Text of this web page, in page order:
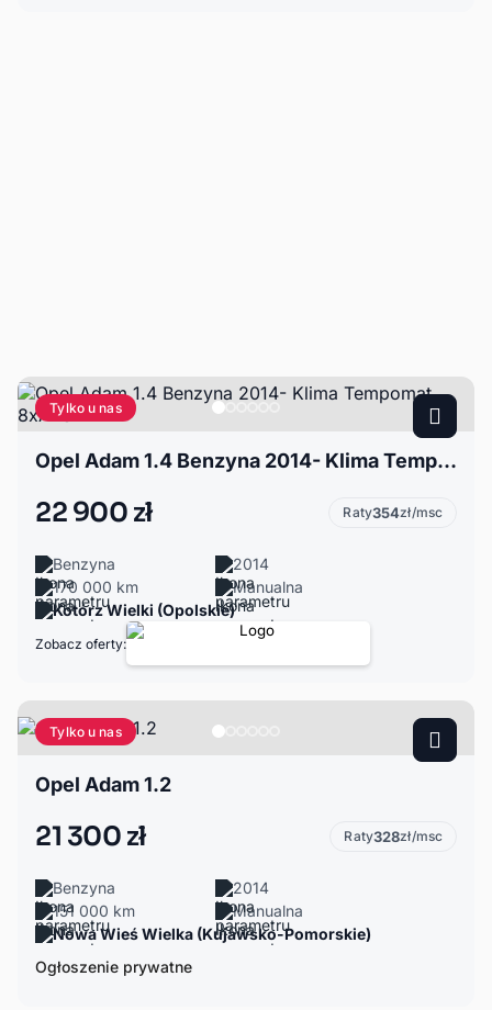
Tylko u nas
Opel Adam 1.4 Benzyna 2014- Klima Tempomat 8xALU
22 900 zł Raty354zł/msc
Benzyna
2014
170 000 km
Manualna
Kotórz Wielki (Opolskie)
Zobacz oferty:
Tylko u nas
Opel Adam 1.2
21 300 zł Raty328zł/msc
Benzyna
2014
151 000 km
Manualna
Nowa Wieś Wielka (Kujawsko-Pomorskie)
Ogłoszenie prywatne